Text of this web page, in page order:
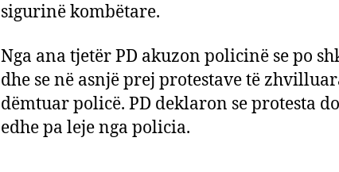
sigurinë kombëtare.
Nga ana tjetër PD akuzon policinë se po
dhe se në asnjë prej protestave të
dëmtuar policë. PD deklaron se protesta
edhe pa leje nga policia.